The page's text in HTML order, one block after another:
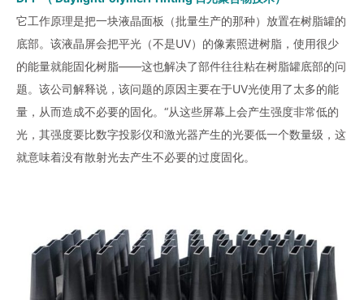
它工作原理是把一块液晶面板（批量生产的那种）放置在树脂罐的
底部。该液晶屏会把平光（不是UV）的像素照进树脂，使用很少
的能量就能固化树脂——这也解决了部件往往粘在树脂罐底部的问
题。该公司解释说，该问题的原因主要在于UV光使用了太多的能
量，从而造成不必要的固化。“从这些屏幕上会产生强度非常低的
光，其强度要比数字投影仪和激光器产生的光要低一个数量级，这
就意味着没有散射光去产生不必要的过度固化。